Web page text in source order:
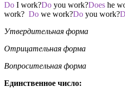
Do I work?Do you work?Does he
work? Do we work?Do you work?
Утвердительная форма
Отрицательная форма
Вопросительная форма
Единственное число: